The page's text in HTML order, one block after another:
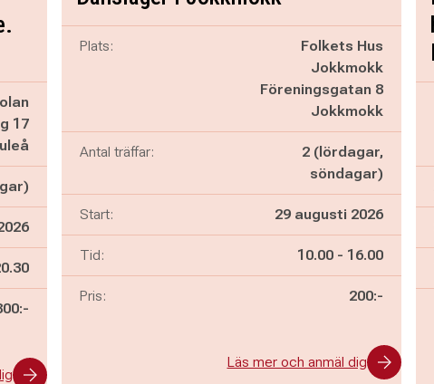
17
Plats:
Folkets Hus
Jokkmokk
Föreningsgatan 8
Jokkmokk
Antal träffar:
2 (lördagar,
söndagar)
Start: 29 augusti 2026
Tid: Pågår mellan
10.00 - och
16.00
Pris: 200:-
Läs mer och anmäl dig